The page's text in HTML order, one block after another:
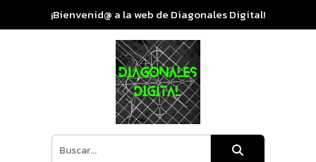
¡Bienvenid@ a la web de Diagonales Digital!